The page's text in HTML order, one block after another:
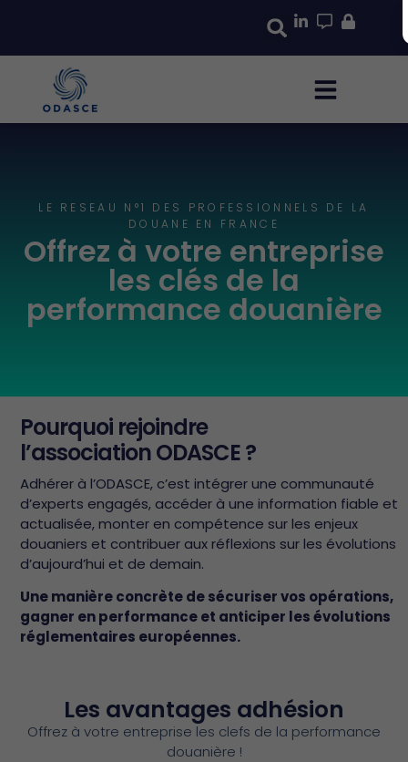
LE RESEAU N°1 DES PROFESSIONNELS DE LA
DOUANE EN FRANCE
Offrez à votre entreprise
les clés de la
performance douanière
Pourquoi rejoindre
l’association ODASCE ?
Adhérer à l’ODASCE, c’est intégrer une communauté
d’experts engagés, accéder à une information fiable et
actualisée, monter en compétence sur les enjeux
douaniers et contribuer aux réflexions sur les évolutions
d’aujourd’hui et de demain.
Une manière concrète de sécuriser vos opérations,
gagner en performance et anticiper les évolutions
réglementaires européennes.
Les avantages adhésion
Offrez à votre entreprise les clefs de la performance
douanière !